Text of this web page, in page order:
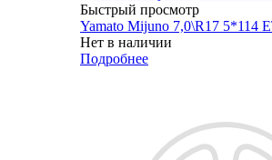
Быстрый просмотр
Yamato Mijuno 7,0\R17 5*114
Нет в наличии
Подробнее